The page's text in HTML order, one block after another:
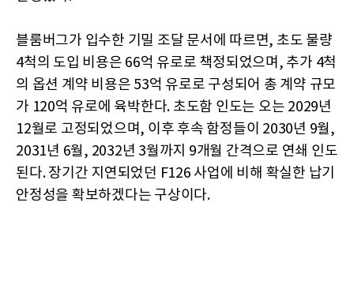
블룸버그가 입수한 기밀 조달 문서에 따르면, 초도 물량
4척의 도입 비용은 66억 유로로 책정되었으며, 추가 4척
의 옵션 계약 비용은 53억 유로로 구성되어 총 계약 규모
가 120억 유로에 육박한다. 초도함 인도는 오는 2029년
12월로 고정되었으며, 이후 후속 함정들이 2030년 9월,
2031년 6월, 2032년 3월까지 9개월 간격으로 연쇄 인도
된다. 장기간 지연되었던 F126 사업에 비해 확실한 납기
안정성을 확보하겠다는 구상이다.